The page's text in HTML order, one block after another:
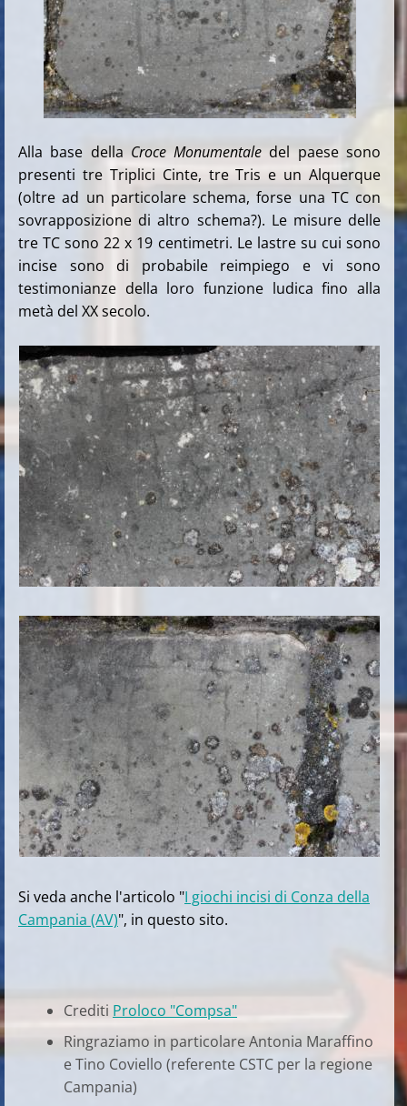
Alla base della Croce Monumentale del paese sono
presenti tre Triplici Cinte, tre Tris e un Alquerque
(oltre ad un particolare schema, forse una TC con
sovrapposizione di altro schema?). Le misure delle
tre TC sono 22 x 19 centimetri. Le lastre su cui sono
incise sono di probabile reimpiego e vi sono
testimonianze della loro funzione ludica fino alla
metà del XX secolo.
Si veda anche l'articolo "I giochi incisi di Conza della
Campania (AV)", in questo sito.
Crediti Proloco "Compsa"
Ringraziamo in particolare Antonia Maraffino
e Tino Coviello (referente CSTC per la regione
Campania)